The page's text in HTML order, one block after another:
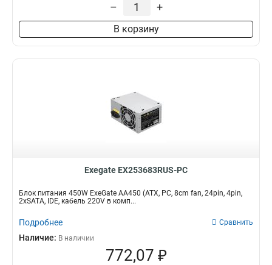
– +
В корзину
Exegate EX253683RUS-PC
Блок питания 450W ExeGate AA450 (ATX, PC, 8cm fan, 24pin, 4pin,
2xSATA, IDE, кабель 220V в комп...
Подробнее Сравнить
Наличие: В наличии
772,07 ₽